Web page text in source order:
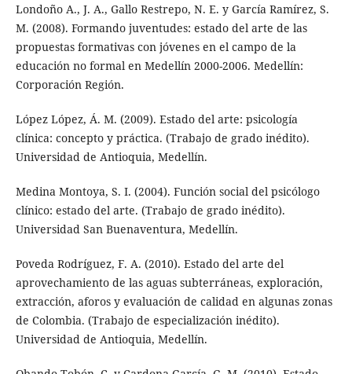
Londoño A., J. A., Gallo Restrepo, N. E. y García Ramírez, S.
M. (2008). Formando juventudes: estado del arte de las
propuestas formativas con jóvenes en el campo de la
educación no formal en Medellín 2000-2006. Medellín:
Corporación Región.
López López, Á. M. (2009). Estado del arte: psicología
clínica: concepto y práctica. (Trabajo de grado inédito).
Universidad de Antioquia, Medellín.
Medina Montoya, S. I. (2004). Función social del psicólogo
clínico: estado del arte. (Trabajo de grado inédito).
Universidad San Buenaventura, Medellín.
Poveda Rodríguez, F. A. (2010). Estado del arte del
aprovechamiento de las aguas subterráneas, exploración,
extracción, aforos y evaluación de calidad en algunas zonas
de Colombia. (Trabajo de especialización inédito).
Universidad de Antioquia, Medellín.